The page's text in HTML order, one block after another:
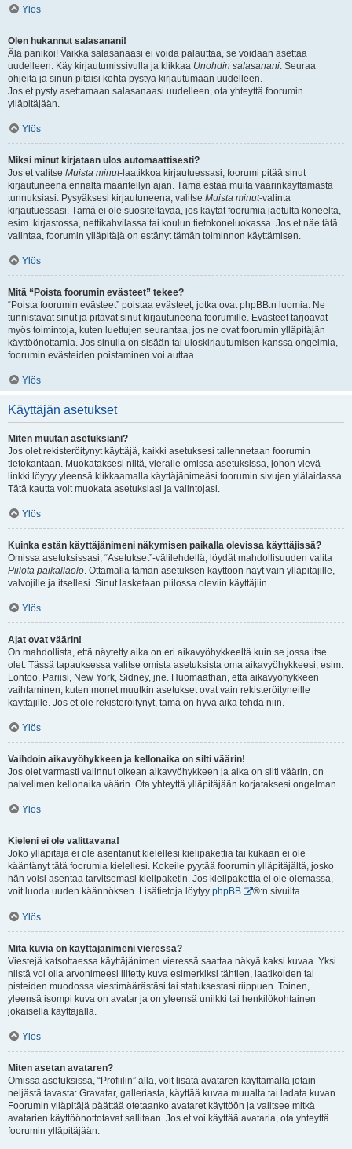
Ylös
Olen hukannut salasanani!
Älä panikoi! Vaikka salasanaasi ei voida palauttaa, se voidaan asettaa
uudelleen. Käy kirjautumissivulla ja klikkaa Unohdin salasanani. Seuraa
ohjeita ja sinun pitäisi kohta pystyä kirjautumaan uudelleen.
Jos et pysty asettamaan salasanaasi uudelleen, ota yhteyttä foorumin
ylläpitäjään.
Ylös
Miksi minut kirjataan ulos automaattisesti?
Jos et valitse Muista minut-laatikkoa kirjautuessasi, foorumi pitää sinut
kirjautuneena ennalta määritellyn ajan. Tämä estää muita väärinkäyttämästä
tunnuksiasi. Pysyäksesi kirjautuneena, valitse Muista minut-valinta
kirjautuessasi. Tämä ei ole suositeltavaa, jos käytät foorumia jaetulta koneelta,
esim. kirjastossa, nettikahvilassa tai koulun tietokoneluokassa. Jos et näe tätä
valintaa, foorumin ylläpitäjä on estänyt tämän toiminnon käyttämisen.
Ylös
Mitä “Poista foorumin evästeet” tekee?
“Poista foorumin evästeet” poistaa evästeet, jotka ovat phpBB:n luomia. Ne
tunnistavat sinut ja pitävät sinut kirjautuneena foorumille. Evästeet tarjoavat
myös toimintoja, kuten luettujen seurantaa, jos ne ovat foorumin ylläpitäjän
käyttöönottamia. Jos sinulla on sisään tai uloskirjautumisen kanssa ongelmia,
foorumin evästeiden poistaminen voi auttaa.
Ylös
Käyttäjän asetukset
Miten muutan asetuksiani?
Jos olet rekisteröitynyt käyttäjä, kaikki asetuksesi tallennetaan foorumin
tietokantaan. Muokataksesi niitä, vieraile omissa asetuksissa, johon vievä
linkki löytyy yleensä klikkaamalla käyttäjänimeäsi foorumin sivujen ylälaidassa.
Tätä kautta voit muokata asetuksiasi ja valintojasi.
Ylös
Kuinka estän käyttäjänimeni näkymisen paikalla olevissa käyttäjissä?
Omissa asetuksissasi, “Asetukset”-välilehdellä, löydät mahdollisuuden valita
Piilota paikallaolo. Ottamalla tämän asetuksen käyttöön näyt vain ylläpitäjille,
valvojille ja itsellesi. Sinut lasketaan piilossa oleviin käyttäjiin.
Ylös
Ajat ovat väärin!
On mahdollista, että näytetty aika on eri aikavyöhykkeeltä kuin se jossa itse
olet. Tässä tapauksessa valitse omista asetuksista oma aikavyöhykkeesi, esim.
Lontoo, Pariisi, New York, Sidney, jne. Huomaathan, että aikavyöhykkeen
vaihtaminen, kuten monet muutkin asetukset ovat vain rekisteröityneille
käyttäjille. Jos et ole rekisteröitynyt, tämä on hyvä aika tehdä niin.
Ylös
Vaihdoin aikavyöhykkeen ja kellonaika on silti väärin!
Jos olet varmasti valinnut oikean aikavyöhykkeen ja aika on silti väärin, on
palvelimen kellonaika väärin. Ota yhteyttä ylläpitäjään korjataksesi ongelman.
Ylös
Kieleni ei ole valittavana!
Joko ylläpitäjä ei ole asentanut kielellesi kielipakettia tai kukaan ei ole
kääntänyt tätä foorumia kielellesi. Kokeile pyytää foorumin ylläpitäjältä, josko
hän voisi asentaa tarvitsemasi kielipaketin. Jos kielipakettia ei ole olemassa,
voit luoda uuden käännöksen. Lisätietoja löytyy phpBB ®:n sivuilta.
Ylös
Mitä kuvia on käyttäjänimeni vieressä?
Viestejä katsottaessa käyttäjänimen vieressä saattaa näkyä kaksi kuvaa. Yksi
niistä voi olla arvonimeesi liitetty kuva esimerkiksi tähtien, laatikoiden tai
pisteiden muodossa viestimäärästäsi tai statuksestasi riippuen. Toinen,
yleensä isompi kuva on avatar ja on yleensä uniikki tai henkilökohtainen
jokaisella käyttäjällä.
Ylös
Miten asetan avataren?
Omissa asetuksissa, “Profiilin” alla, voit lisätä avataren käyttämällä jotain
neljästä tavasta: Gravatar, galleriasta, käyttää kuvaa muualta tai ladata kuvan.
Foorumin ylläpitäjä päättää otetaanko avataret käyttöön ja valitsee mitkä
avatarien käyttöönottotavat sallitaan. Jos et voi käyttää avataria, ota yhteyttä
foorumin ylläpitäjään.